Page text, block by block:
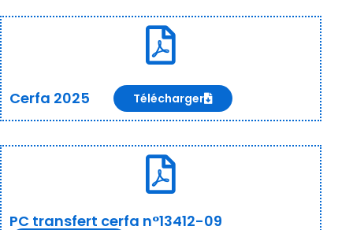
Cerfa 2025 Télécharger
PC transfert cerfa n°13412-09